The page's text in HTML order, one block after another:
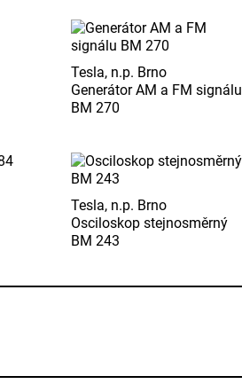
Tesla, n.p. Brno
Generátor AM a FM signálu
BM 270
Tesla, n.p. Brno
Osciloskop stejnosměrný
BM 243